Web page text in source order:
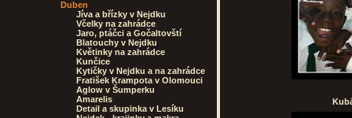
Duben
Jíva a břízky v Nejdku
Včelky na zahrádce
Jaro, ptáčci a Gočaltovští
Blatouchy v Nejdku
Květinky na zahrádce
Kunčice
Kytičky v Nejdku a na zahrádce
Fratišek Krampota v Olomouci
Aglow v Šumperku
Amarelis
Detail a skupinka v Lesíku